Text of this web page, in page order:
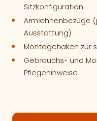
Sitzkonfiguration
Armlehnenbezüge
Ausstattung)
Montagehaken zur
Gebrauchs- und
Pflegehinweise